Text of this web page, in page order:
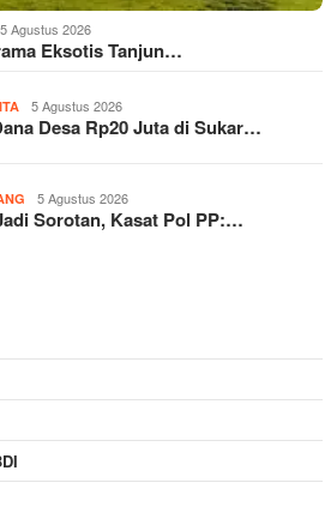
5 Agustus 2026
Eksotis Tanjun…
5 Agustus 2026
Desa Rp20 Juta di Sukar…
5 Agustus 2026
Sorotan, Kasat Pol PP:…